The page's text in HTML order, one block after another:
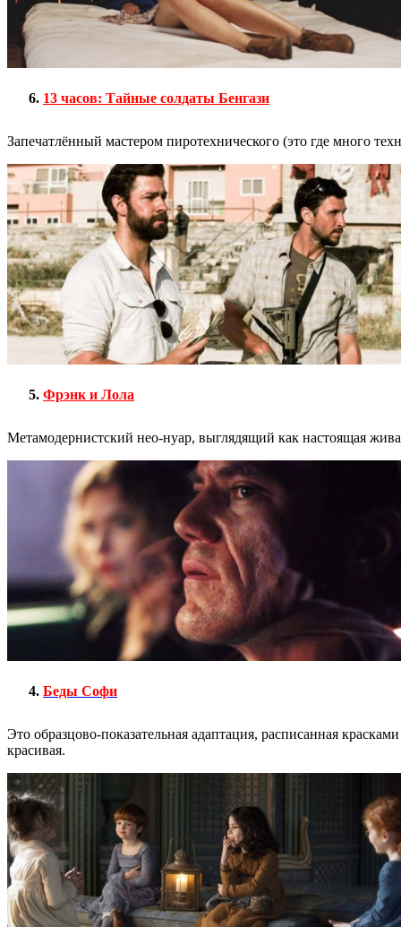
13 часов: Тайные солдаты Бенгази
Запечатлённый мастером пиротехнического (это где много
Фрэнк и Лола
Метамодернистский нео-нуар, выглядящий как настоящая
Беды Софи
Это образцово-показательная адаптация, расписанная
красивая.